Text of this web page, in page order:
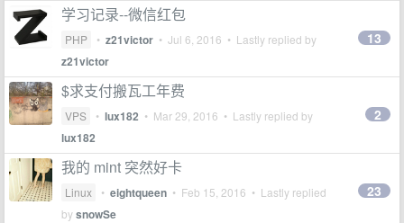
学习记录--微信红包
PHP • z21victor • Jul 6, 2016 • Lastly replied by
z21victor
13
$求支付搬瓦工年费
VPS • lux182 • Mar 29, 2016 • Lastly replied by
lux182
2
我的 mint 突然好卡
Linux • eightqueen • Feb 15, 2016 • Lastly replied
bysnowSe
23